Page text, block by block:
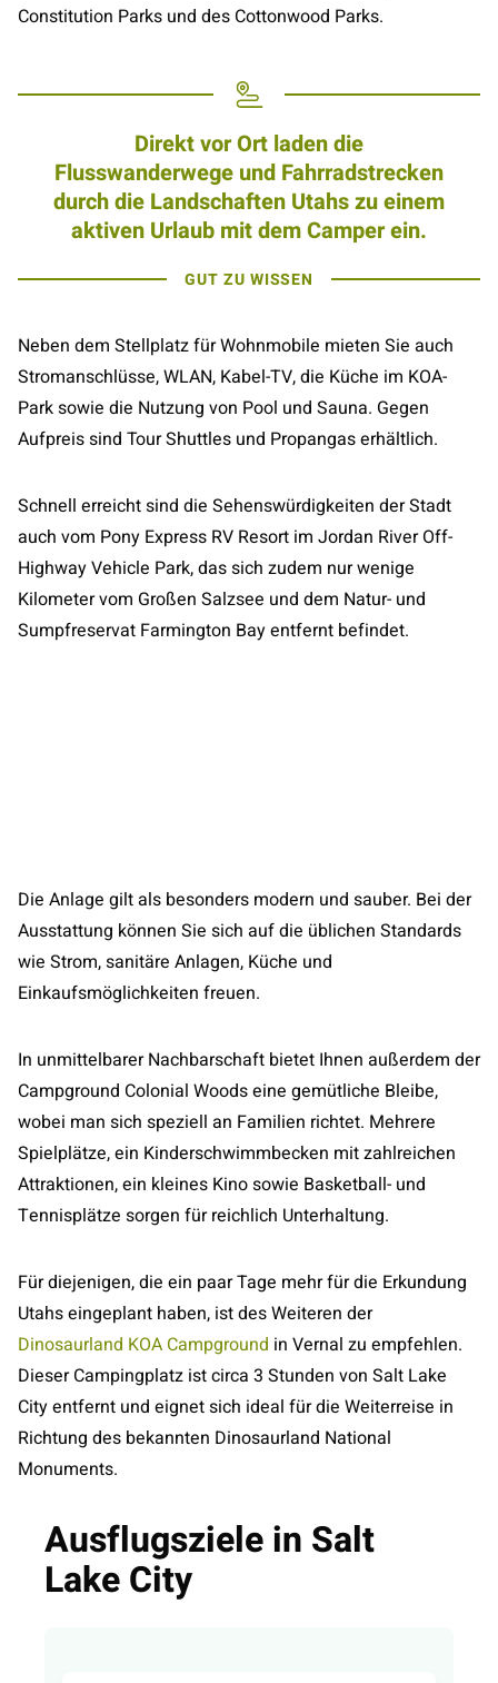
Constitution Parks und des Cottonwood Parks.
Direkt vor Ort laden die
Flusswanderwege und Fahrradstrecken
durch die Landschaften Utahs zu einem
aktiven Urlaub mit dem Camper ein.
GUT ZU WISSEN
Neben dem Stellplatz für Wohnmobile mieten Sie auch
Stromanschlüsse, WLAN, Kabel-TV, die Küche im KOA-
Park sowie die Nutzung von Pool und Sauna. Gegen
Aufpreis sind Tour Shuttles und Propangas erhältlich.
Schnell erreicht sind die Sehenswürdigkeiten der Stadt
auch vom Pony Express RV Resort im Jordan River Off-
Highway Vehicle Park, das sich zudem nur wenige
Kilometer vom Großen Salzsee und dem Natur- und
Sumpfreservat Farmington Bay entfernt befindet.
Die Anlage gilt als besonders modern und sauber. Bei der
Ausstattung können Sie sich auf die üblichen Standards
wie Strom, sanitäre Anlagen, Küche und
Einkaufsmöglichkeiten freuen.
In unmittelbarer Nachbarschaft bietet Ihnen außerdem der
Campground Colonial Woods eine gemütliche Bleibe,
wobei man sich speziell an Familien richtet. Mehrere
Spielplätze, ein Kinderschwimmbecken mit zahlreichen
Attraktionen, ein kleines Kino sowie Basketball- und
Tennisplätze sorgen für reichlich Unterhaltung.
Für diejenigen, die ein paar Tage mehr für die Erkundung
Utahs eingeplant haben, ist des Weiteren der
Dinosaurland KOA Campground in Vernal zu empfehlen.
Dieser Campingplatz ist circa 3 Stunden von Salt Lake
City entfernt und eignet sich ideal für die Weiterreise in
Richtung des bekannten Dinosaurland National
Monuments.
Ausflugsziele in Salt
Lake City